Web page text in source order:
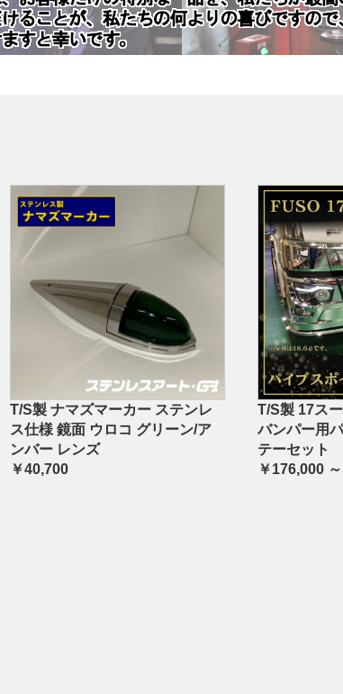
T/S製 ナマズマーカー ステンレ
ス仕様 鏡面 ウロコ グリーン/ア
ンバー レンズ
￥40,700
T/S製 17ス
バンパー用
テーセット
￥176,000